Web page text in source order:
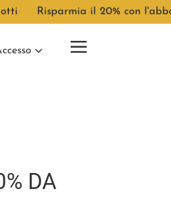
●Risparmia il 20% con
DA